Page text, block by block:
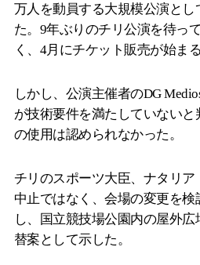
万人を動員する大規模公演と
た。9年ぶりのチリ公演を待っ
く、4月にチケット販売が始ま
しかし、公演主催者のDG
が技術要件を満たしていない
の使用は認められなかった。
チリのスポーツ大臣、ナタリ
中止ではなく、会場の変更を検
し、国立競技場公園内の屋外
替案として示した。